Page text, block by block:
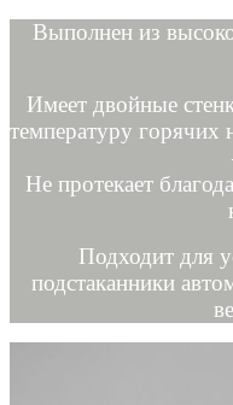
Выполнен из
Имеет двойные
температуру горячих
Не протекает
Подходит для
подстаканники